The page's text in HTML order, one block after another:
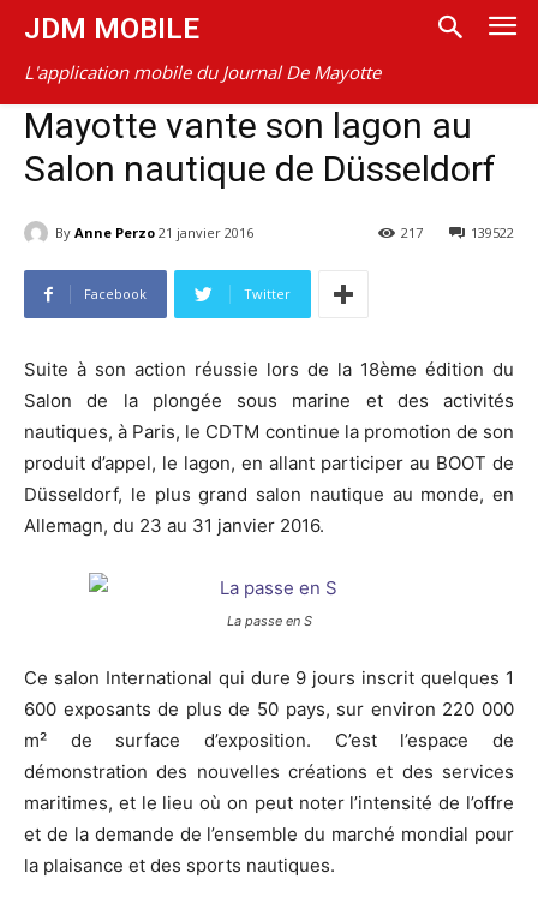
JDM MOBILE
L'application mobile du Journal De Mayotte
Mayotte vante son lagon au
Salon nautique de Düsseldorf
By Anne Perzo 21 janvier 2016 139522
217
Facebook Twitter
Suite à son action réussie lors de la 18ème édition du
Salon de la plongée sous marine et des activités
nautiques, à Paris, le CDTM continue la promotion de son
produit d’appel, le lagon, en allant participer au BOOT de
Düsseldorf, le plus grand salon nautique au monde, en
Allemagn, du 23 au 31 janvier 2016.
La passe en S
Ce salon International qui dure 9 jours inscrit quelques 1
600 exposants de plus de 50 pays, sur environ 220 ​​000
m² de surface d’exposition. C’est l’espace de
démonstration des nouvelles créations et des services
maritimes, et le lieu où on peut noter l’intensité de l’offre
et de la demande de l’ensemble du marché mondial pour
la plaisance et des sports nautiques.